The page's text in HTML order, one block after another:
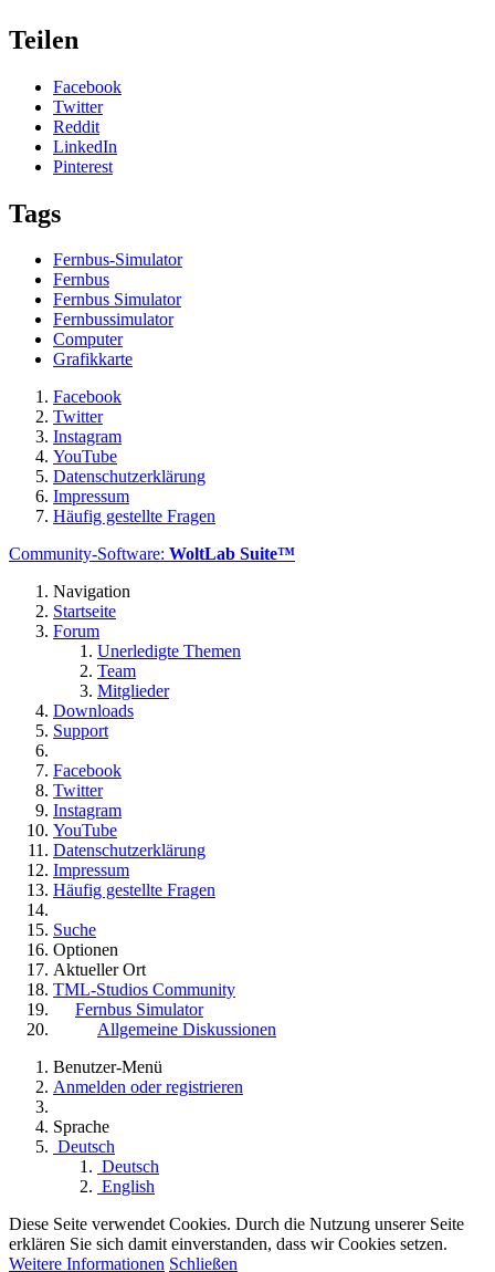
Teilen
Facebook
Twitter
Reddit
LinkedIn
Pinterest
Tags
Fernbus-Simulator
Fernbus
Fernbus Simulator
Fernbussimulator
Computer
Grafikkarte
Facebook
Twitter
Instagram
YouTube
Datenschutzerklärung
Impressum
Häufig gestellte Fragen
Community-Software: WoltLab Suite™
Navigation
Startseite
Forum
Unerledigte Themen
Team
Mitglieder
Downloads
Support
Facebook
Twitter
Instagram
YouTube
Datenschutzerklärung
Impressum
Häufig gestellte Fragen
Suche
Optionen
Aktueller Ort
TML-Studios Community
Fernbus Simulator
Allgemeine Diskussionen
Benutzer-Menü
Anmelden oder registrieren
Sprache
Deutsch
Deutsch
English
Diese Seite verwendet Cookies. Durch die Nutzung unserer Seite
erklären Sie sich damit einverstanden, dass wir Cookies setzen.
Weitere Informationen Schließen